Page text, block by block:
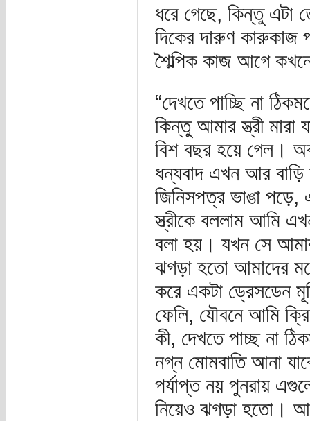
ধরে গেছে, কিন্তু এটা
দিকের দারুণ
শৈল্পিক কাজ আগে
“দেখতে পাচ্ছি না
কিন্তু আমার স্ত্রী
বিশ বছর হয়ে গেল।
ধন্যবাদ এখন আর বাড়ি
জিনিসপত্র ভাঙা
স্ত্রীকে বললাম আমি
বলা হয়। যখন সে
ঝগড়া হতো আমাদের
করে একটা ড্রেসডেন
ফেলি, যৌবনে আমি
কী, দেখতে পাচ্ছ না
নগ্ন মোমবাতি আনা
পর্যাপ্ত নয় পুনরায়
নিয়েও ঝগড়া হতো।